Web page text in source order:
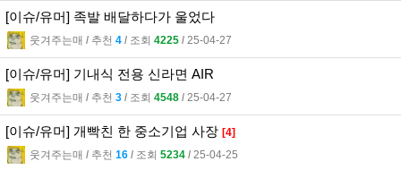
[이슈/유머] 족발 배달하다가 울었다
웃겨주는매 l 추천 4 l 조회 4225 l 25-04-27
[이슈/유머] 기내식 전용 신라면 AIR
웃겨주는매 l 추천 3 l 조회 4548 l 25-04-27
[이슈/유머] 개빡친 한 중소기업 사장 [4]
웃겨주는매 l 추천 16 l 조회 5234 l 25-04-25